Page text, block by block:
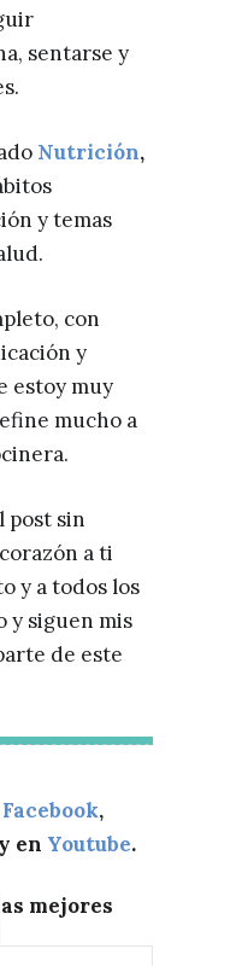
sentarse y
Nutrición,
y temas
con
y
estoy muy
mucho a
post sin
a ti
y a todos los
y siguen mis
de este
Facebook,
y en Youtube.
mejores